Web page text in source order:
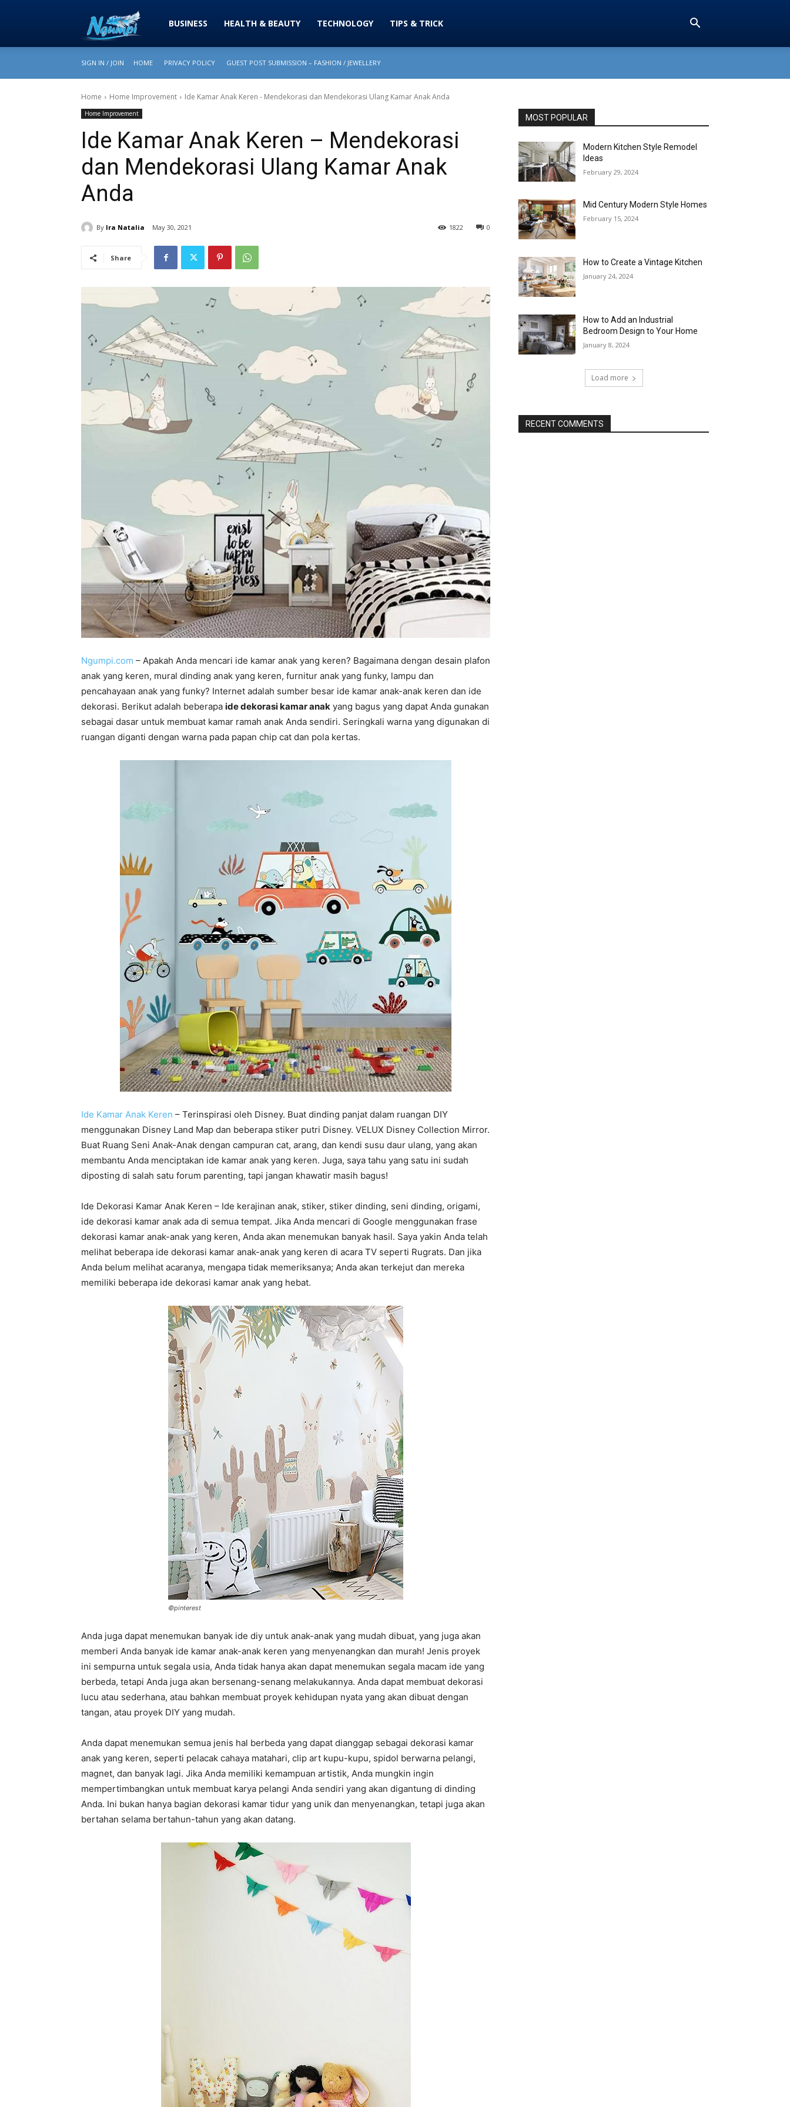
Sharing
|
BUSINESS HEALTH & BEAUTY TECHNOLOGY TIPS & TRICK
SIGN IN / JOIN HOME PRIVACY POLICY GUEST POST SUBMISSION – FASHION / JEWELLERY
Home Home Improvement Ide Kamar Anak Keren - Mendekorasi dan Mendekorasi Ulang Kamar Anak Anda
Home Improvement
Ide Kamar Anak Keren – Mendekorasi
dan Mendekorasi Ulang Kamar Anak
Anda
By Ira Natalia May 30, 2021 0
1822
Share
Ngumpi.com – Apakah Anda mencari ide kamar anak yang keren? Bagaimana dengan desain plafon
anak yang keren, mural dinding anak yang keren, furnitur anak yang funky, lampu dan
pencahayaan anak yang funky? Internet adalah sumber besar ide kamar anak-anak keren dan ide
dekorasi. Berikut adalah beberapa ide dekorasi kamar anak yang bagus yang dapat Anda gunakan
sebagai dasar untuk membuat kamar ramah anak Anda sendiri. Seringkali warna yang digunakan di
ruangan diganti dengan warna pada papan chip cat dan pola kertas.
Ide Kamar Anak Keren – Terinspirasi oleh Disney. Buat dinding panjat dalam ruangan DIY
menggunakan Disney Land Map dan beberapa stiker putri Disney. VELUX Disney Collection Mirror.
Buat Ruang Seni Anak-Anak dengan campuran cat, arang, dan kendi susu daur ulang, yang akan
membantu Anda menciptakan ide kamar anak yang keren. Juga, saya tahu yang satu ini sudah
diposting di salah satu forum parenting, tapi jangan khawatir masih bagus!
Ide Dekorasi Kamar Anak Keren – Ide kerajinan anak, stiker, stiker dinding, seni dinding, origami,
ide dekorasi kamar anak ada di semua tempat. Jika Anda mencari di Google menggunakan frase
dekorasi kamar anak-anak yang keren, Anda akan menemukan banyak hasil. Saya yakin Anda telah
melihat beberapa ide dekorasi kamar anak-anak yang keren di acara TV seperti Rugrats. Dan jika
Anda belum melihat acaranya, mengapa tidak memeriksanya; Anda akan terkejut dan mereka
memiliki beberapa ide dekorasi kamar anak yang hebat.
©pinterest
Anda juga dapat menemukan banyak ide diy untuk anak-anak yang mudah dibuat, yang juga akan
memberi Anda banyak ide kamar anak-anak keren yang menyenangkan dan murah! Jenis proyek
ini sempurna untuk segala usia, Anda tidak hanya akan dapat menemukan segala macam ide yang
berbeda, tetapi Anda juga akan bersenang-senang melakukannya. Anda dapat membuat dekorasi
lucu atau sederhana, atau bahkan membuat proyek kehidupan nyata yang akan dibuat dengan
tangan, atau proyek DIY yang mudah.
Anda dapat menemukan semua jenis hal berbeda yang dapat dianggap sebagai dekorasi kamar
anak yang keren, seperti pelacak cahaya matahari, clip art kupu-kupu, spidol berwarna pelangi,
magnet, dan banyak lagi. Jika Anda memiliki kemampuan artistik, Anda mungkin ingin
mempertimbangkan untuk membuat karya pelangi Anda sendiri yang akan digantung di dinding
Anda. Ini bukan hanya bagian dekorasi kamar tidur yang unik dan menyenangkan, tetapi juga akan
bertahan selama bertahun-tahun yang akan datang.
MOST POPULAR
Modern Kitchen Style Remodel
Ideas
February 29, 2024
Mid Century Modern Style Homes
February 15, 2024
How to Create a Vintage Kitchen
January 24, 2024
How to Add an Industrial
Bedroom Design to Your Home
January 8, 2024
Load more
RECENT COMMENTS